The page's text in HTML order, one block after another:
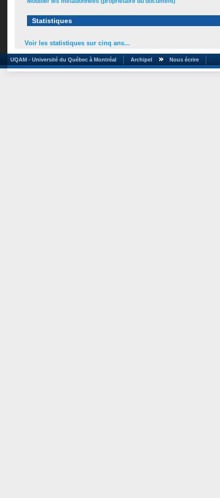
Statistiques
Voir les statistiques sur cinq ans...
UQAM - Université du Québec à Montréal Archipel Nous écrire